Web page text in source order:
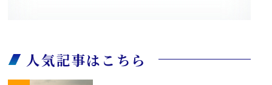
人気記事はこちら